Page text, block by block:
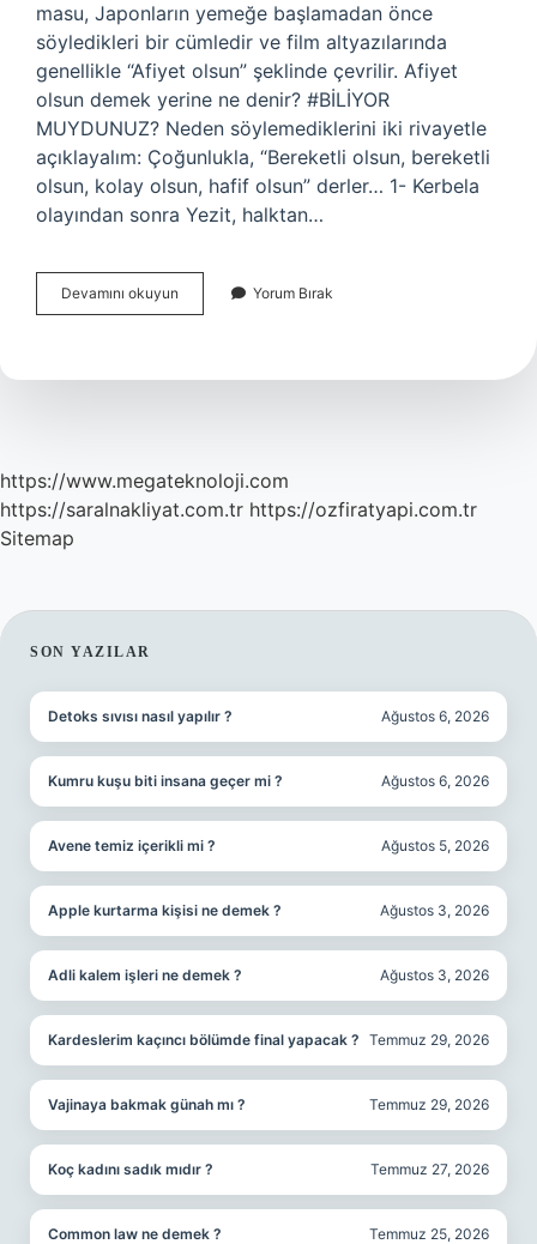
masu, Japonların yemeğe başlamadan önce
söyledikleri bir cümledir ve film altyazılarında
genellikle “Afiyet olsun” şeklinde çevrilir. Afiyet
olsun demek yerine ne denir? #BİLİYOR
MUYDUNUZ? Neden söylemediklerini iki rivayetle
açıklayalım: Çoğunlukla, “Bereketli olsun, bereketli
olsun, kolay olsun, hafif olsun” derler… 1- Kerbela
olayından sonra Yezit, halktan…
Devamını okuyun Amerikada
Afiyet
Demek
Yorum Bırak
https://www.megateknoloji.com
https://saralnakliyat.com.tr https://ozfiratyapi.com.tr
Sitemap
SIDEBAR
SON YAZILAR
Detoks sıvısı nasıl yapılır ? Ağustos 6, 2026
Kumru kuşu biti insana geçer mi ? Ağustos 6, 2026
Avene temiz içerikli mi ? Ağustos 5, 2026
Apple kurtarma kişisi ne demek ? Ağustos 3, 2026
Adli kalem işleri ne demek ? Ağustos 3, 2026
Kardeslerim kaçıncı bölümde final yapacak ? Temmuz 29, 2026
Vajinaya bakmak günah mı ? Temmuz 29, 2026
Koç kadını sadık mıdır ? Temmuz 27, 2026
Common law ne demek ? Temmuz 25, 2026